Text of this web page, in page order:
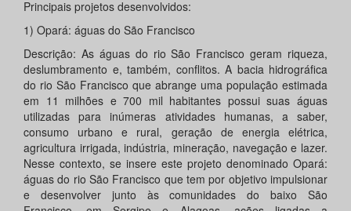
Principais projetos desenvolvidos:
1) Opará: águas do São Francisco
Descrição: As águas do rio São Francisco geram riqueza,
deslumbramento e, também, conflitos. A bacia hidrográfica
do rio São Francisco que abrange uma população estimada
em 11 milhões e 700 mil habitantes possui suas águas
utilizadas para inúmeras atividades humanas, a saber,
consumo urbano e rural, geração de energia elétrica,
agricultura irrigada, indústria, mineração, navegação e lazer.
Nesse contexto, se insere este projeto denominado Opará:
águas do rio São Francisco que tem por objetivo impulsionar
e desenvolver junto às comunidades do baixo São